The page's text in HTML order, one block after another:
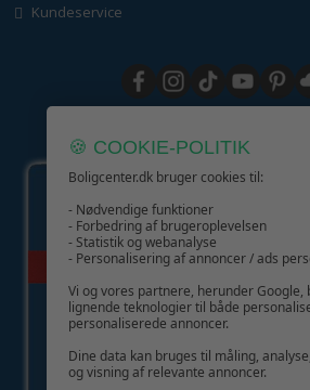
Kundeservice
GIV GLÆDE MED ET
🍪 COOKIE-POLITIK
Boligcenter.dk bruger cookies til:
- Nødvendige funktioner
- Forbedring af brugeroplevelsen
- Statistik og webanalyse
- Personalisering af annoncer / ads
Vi og vores partnere, herunder Google,
lignende teknologier til både
personaliserede annoncer.
Dine data kan bruges til måling,
og visning af relevante annoncer.